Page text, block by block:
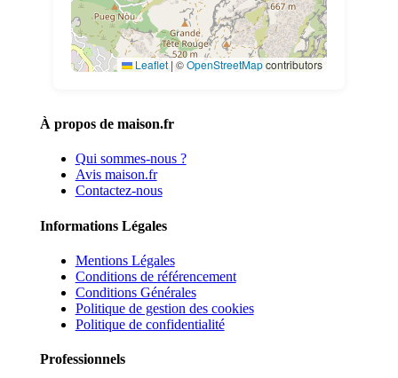
Leaflet | ©OpenStreetMapcontributors
À propos de maison.fr
Qui sommes-nous ?
Avis maison.fr
Contactez-nous
Informations Légales
Mentions Légales
Conditions de référencement
Conditions Générales
Politique de gestion des cookies
Politique de confidentialité
Professionnels